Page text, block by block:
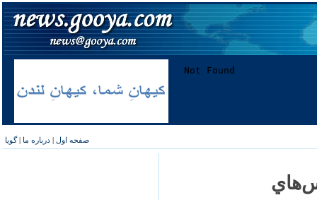
صفحه اول | درباره ما |گویا